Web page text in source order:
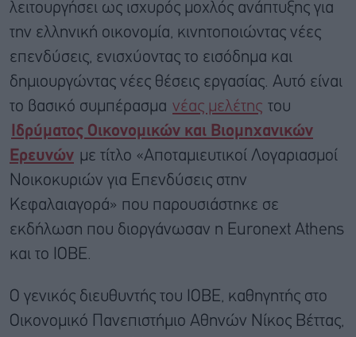
λειτουργήσει ως ισχυρός μοχλός ανάπτυξης για
την ελληνική οικονομία, κινητοποιώντας νέες
επενδύσεις, ενισχύοντας το εισόδημα και
δημιουργώντας νέες θέσεις εργασίας. Αυτό είναι
το βασικό συμπέρασμα νέας μελέτης του
Ιδρύματος Οικονομικών και Βιομηχανικών
Ερευνών με τίτλο «Αποταμιευτικοί Λογαριασμοί
Νοικοκυριών για Επενδύσεις στην
Κεφαλαιαγορά» που παρουσιάστηκε σε
εκδήλωση που διοργάνωσαν η Euronext Athens
και το ΙΟΒΕ.
Ο γενικός διευθυντής του ΙΟΒΕ, καθηγητής στο
Οικονομικό Πανεπιστήμιο Αθηνών Νίκος Βέττας,